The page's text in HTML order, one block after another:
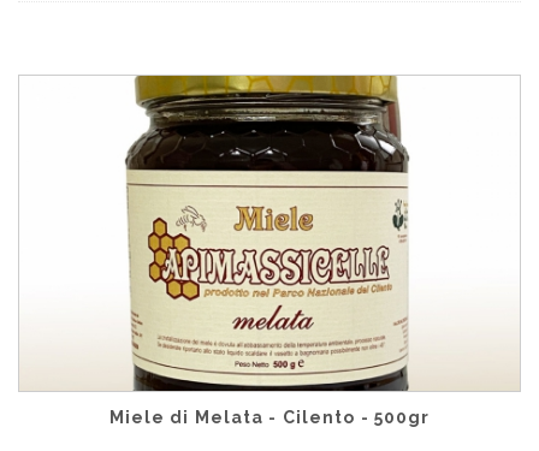
Miele di Melata - Cilento - 500gr